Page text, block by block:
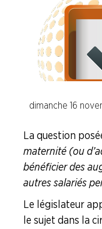
Calcul des
Comment
La
L'actu juridique
Code du Travail
Faire Vivre le
dimanche 16
La question
maternité (ou
bénéficier des
autres salariés
Le législateur
le sujet dans la